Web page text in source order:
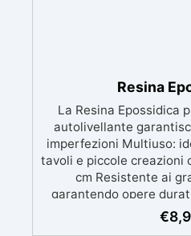
Resina
La Resina Epossidica
autolivellante
imperfezioni Multiuso:
tavoli e piccole creazioni
cm Resistente ai
garantendo opere
ingiallimenti nel
formula anti-bolle per
€